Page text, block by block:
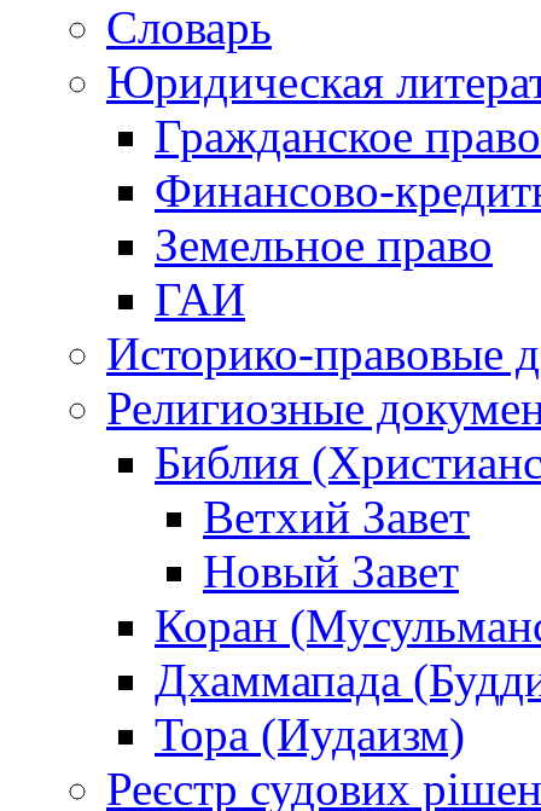
Словарь
Юридическая
Гражданское право
Финансово-
Земельное право
ГАИ
Историко-правовые
Религиозные
Библия
Ветхий Завет
Новый Завет
Коран
Дхаммапада
Тора (Иудаизм)
Реєстр судових